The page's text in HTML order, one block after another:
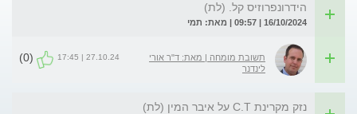
הידרונפרוזיס קל. (לת)
16/10/2024 | 09:57 | מאת: תמי
תשובת מומחה | מאת: ד"ר אורי
לינדנר
27.10.24 | 17:45
(0)
נזק מקרינת C.T על איבר המין (לת)